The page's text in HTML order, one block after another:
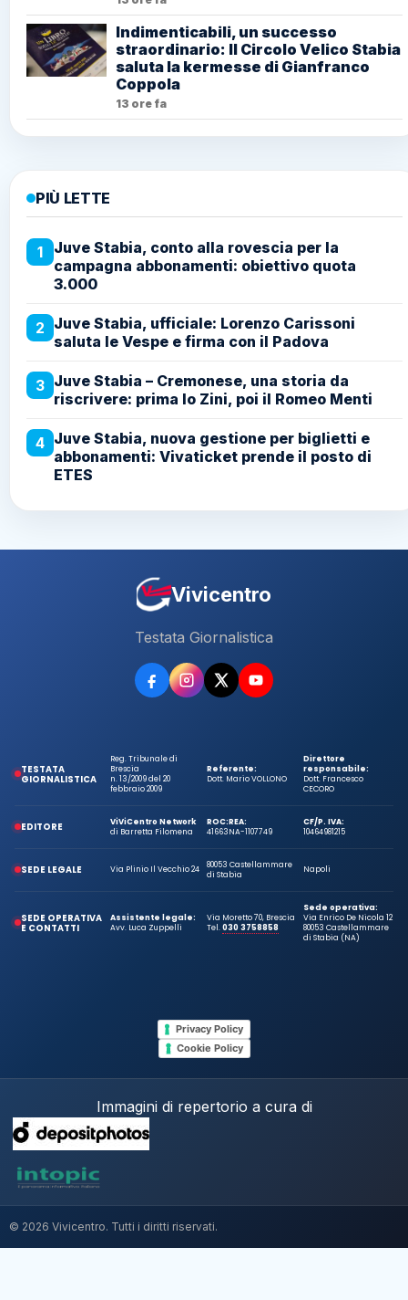
Indimenticabili, un successo
straordinario: Il Circolo Velico Stabia
saluta la kermesse di Gianfranco
Coppola
13 ore fa
PIÙ LETTE
1
Juve Stabia, conto alla rovescia per la
campagna abbonamenti: obiettivo quota
3.000
2 Juve Stabia, ufficiale: Lorenzo Carissoni
saluta le Vespe e firma con il Padova
3 Juve Stabia – Cremonese, una storia da
riscrivere: prima lo Zini, poi il Romeo Menti
4 Juve Stabia, nuova gestione per biglietti e
abbonamenti: Vivaticket prende il posto di
ETES
Vivicentro
Testata Giornalistica
TESTATA
GIORNALISTICA
Reg. Tribunale di
Brescia
n. 13/2009 del 20
febbraio 2009
Referente:
Dott. Mario VOLLONO
Direttore
responsabile:
Dott. Francesco
CECORO
EDITORE
ViViCentro Network
di Barretta Filomena
ROC:
41663
REA:
NA-1107749
CF/P. IVA:
10464981215
SEDE LEGALE Via Plinio Il Vecchio 24
80053 Castellammare
di Stabia
Napoli
SEDE OPERATIVA
E CONTATTI
Assistente legale:
Avv. Luca Zuppelli
Via Moretto 70, Brescia
Tel.030 3758858
Sede operativa:
Via Enrico De Nicola 12
80053 Castellammare
di Stabia (NA)
Privacy Policy
Cookie Policy
Immagini di repertorio a cura di
© 2026 Vivicentro. Tutti i diritti riservati.